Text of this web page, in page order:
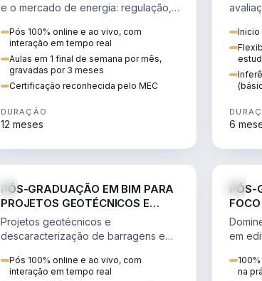
e o mercado de energia: regulação,
transmissão e revisão tarifária.
Pós 100% online e ao vivo, com
interação em tempo real
Aulas em 1 final de semana por mês,
gravadas por 3 meses
Certificação reconhecida pelo MEC
DURAÇÃO
12 meses
e Inicio
6
PÓS-GRADUAÇÃO EM BIM PARA
PROJETOS GEOTÉCNICOS E
DESCARACTERIZAÇÃO DE
BARRAGENS
Projetos geotécnicos e
descaracterização de barragens em
legislação de segurança.
Pós 100% online e ao vivo, com
interação em tempo real
PÓS-
em
como
na